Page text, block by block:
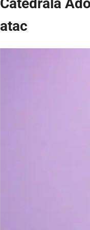
atac